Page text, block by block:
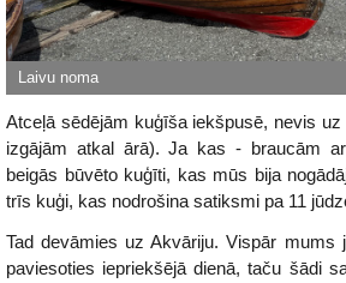
Atceļā sēdējām kuģīša iekšpusē, nevis
izgājām atkal ārā). Ja kas - braucām
beigās būvēto kuģīti, kas mūs bija
trīs kuģi, kas nodrošina satiksmi pa 11
Tad devāmies uz Akvāriju. Vispār mums
paviesoties iepriekšējā dienā, taču šādi